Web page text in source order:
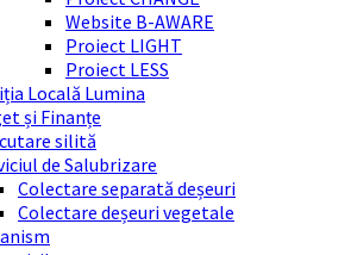
Website B-AWARE
Proiect LIGHT
Proiect LESS
Locală Lumina
și Finanțe
silită
de Salubrizare
Colectare separată deșeuri
Colectare deșeuri vegetale